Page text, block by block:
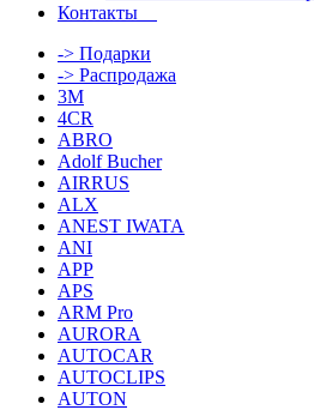
Контакты
-> Подарки
-> Распродажа
3M
4CR
ABRO
Adolf Bucher
AIRRUS
ALX
ANEST IWATA
ANI
APP
APS
ARM Pro
AURORA
AUTOCAR
AUTOCLIPS
AUTON